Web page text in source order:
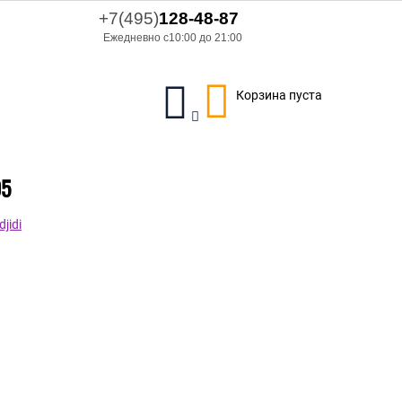
+7(495)128-48-87
Ежедневно с10:00 до 21:00
Корзина пуста